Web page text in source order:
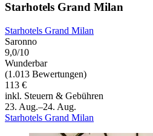
Starhotels Grand Milan
Starhotels Grand Milan
Saronno
9,0/10
Wunderbar
(1.013 Bewertungen)
113 €
inkl. Steuern & Gebühren
23. Aug.–24. Aug.
Starhotels Grand Milan